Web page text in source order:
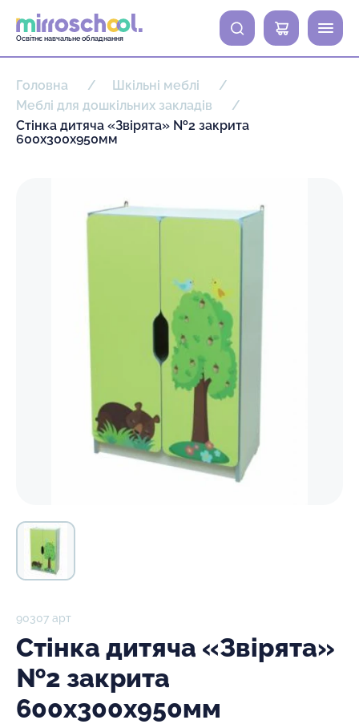
Освітнє навчальне обладнання
0
Головна
Шкільні меблі
Меблі для дошкільних закладів
Стінка дитяча «Звірята» №2 закрита
600х300х950мм
90307 арт
Стінка дитяча «Звірята»
№2 закрита
600х300х950мм